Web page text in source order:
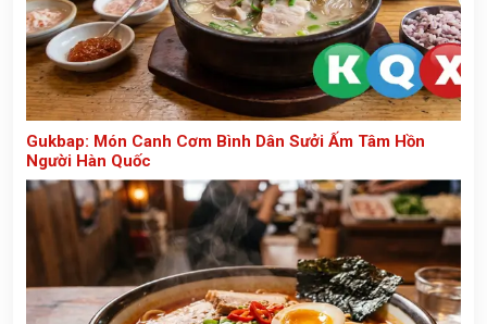
Gukbap: Món Canh Cơm Bình Dân Sưởi Ấm Tâm Hồn
Người Hàn Quốc